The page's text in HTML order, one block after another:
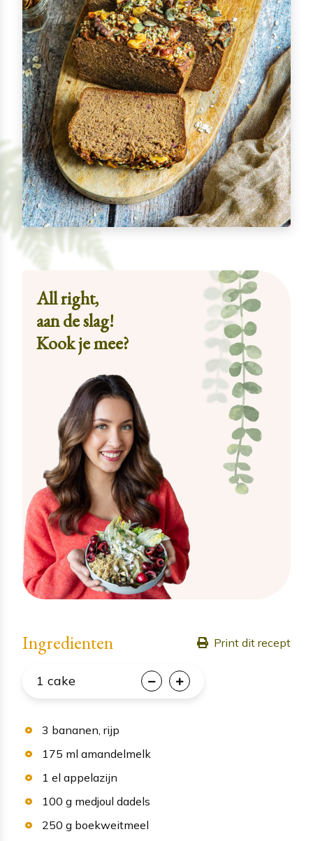
All right,
aan de slag!
Kook je mee?
Ingredienten Print dit recept
1 cake
3 bananen, rijp
175 ml amandelmelk
1 el appelazijn
100 g medjoul dadels
250 g boekweitmeel